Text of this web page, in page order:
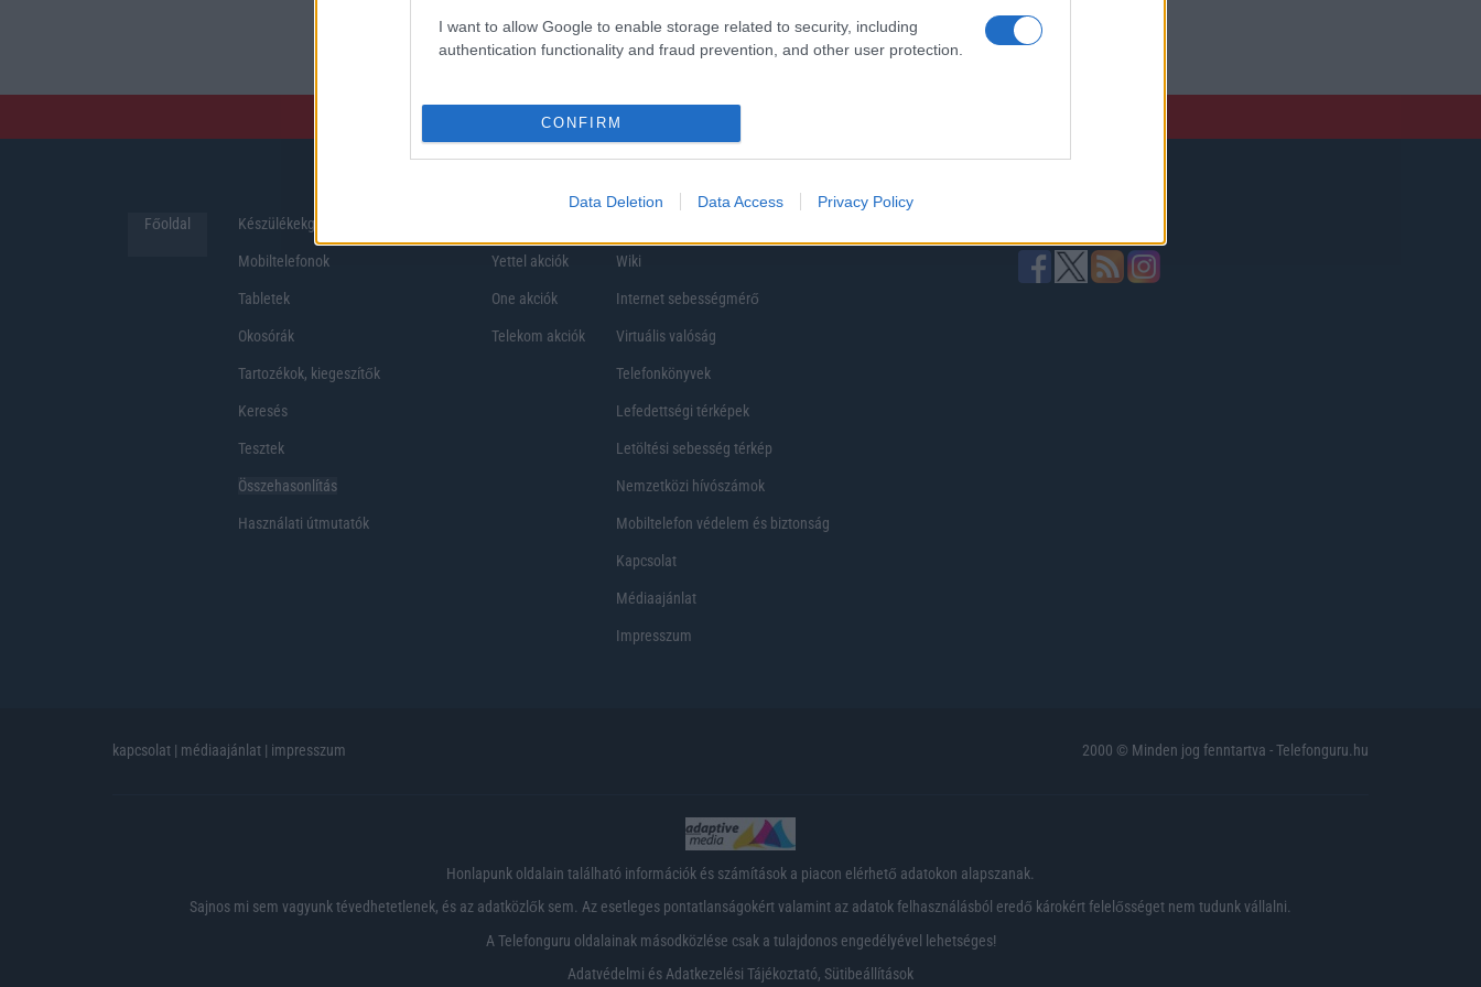
I want to allow Google to enable storage related to security, including
authentication functionality and fraud prevention, and other user protection.
CONFIRM
Data Deletion Data Access Privacy Policy
preferenciákkal rendelkezik, így a választásuk eltérhet. Azonban azok, akik számára fontos a nagyobb kijelző,
Főoldal Készülékekguru
Mobiltelefonok
Tabletek
Okosórák
Tartozékok, kiegeszítők
Keresés
Tesztek
Összehasonlítás
Használati útmutatók
Yettel akciók
One akciók
Telekom akciók
Wiki
Internet sebességmérő
Virtuális valóság
Telefonkönyvek
Lefedettségi térképek
Letöltési sebesség térkép
Nemzetközi hívószámok
Mobiltelefon védelem és biztonság
Kapcsolat
Médiaajánlat
Impresszum
kapcsolat | médiaajánlat | impresszum 2000 © Minden jog fenntartva - Telefonguru.hu
Honlapunk oldalain található információk és számítások a piacon elérhető adatokon alapszanak.
Sajnos mi sem vagyunk tévedhetetlenek, és az adatközlők sem. Az esetleges pontatlanságokért valamint az adatok felhasználásból eredő károkért felelősséget nem tudunk vállalni.
A Telefonguru oldalainak másodközlése csak a tulajdonos engedélyével lehetséges!
Adatvédelmi és Adatkezelési Tájékoztató, Sütibeállítások